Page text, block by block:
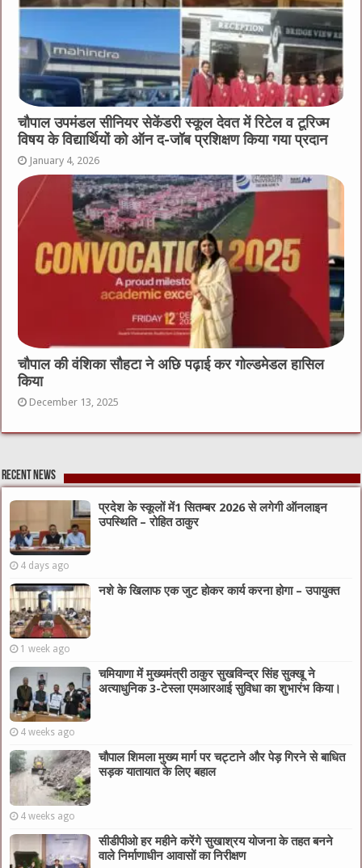
चौपाल उपमंडल सीनियर सेकेंडरी स्कूल देवत में रिटेल व टूरिज्म
विषय के विद्यार्थियों को ऑन द-जॉब प्रशिक्षण किया गया प्रदान
January 4, 2026
चौपाल की वंशिका सौहटा ने अछि पढ़ाई कर गोल्डमेडल हासिल
किया
December 13, 2025
Recent News
प्रदेश के स्कूलों में1 सितम्बर 2026 से लगेगी ऑनलाइन
उपस्थिति – रोहित ठाकुर
4 days ago
नशे के खिलाफ एक जुट होकर कार्य करना होगा – उपायुक्त
1 week ago
चमियाणा में मुख्यमंत्री ठाकुर सुखविन्द्र सिंह सुक्खू ने
अत्याधुनिक 3-टेस्ला एमआरआई सुविधा का शुभारंभ किया।
4 weeks ago
चौपाल शिमला मुख्य मार्ग पर चट्टाने और पेड़ गिरने से बाधित
सड़क यातायात के लिए बहाल
4 weeks ago
सीडीपीओ हर महीने करेंगे सुखाश्रय योजना के तहत बनने
वाले निर्माणाधीन आवासों का निरीक्षण